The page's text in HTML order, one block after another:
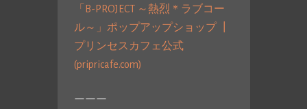
「B-PROJECT ～熱烈＊ラブコー
ル～」ポップアップショップ ┃
プリンセスカフェ公式
(pripricafe.com)
ーーー